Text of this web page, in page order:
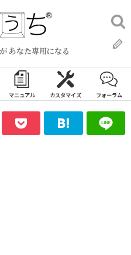
あなた専用になる
検
索:
マニュアル カスタマイズ フォーラム